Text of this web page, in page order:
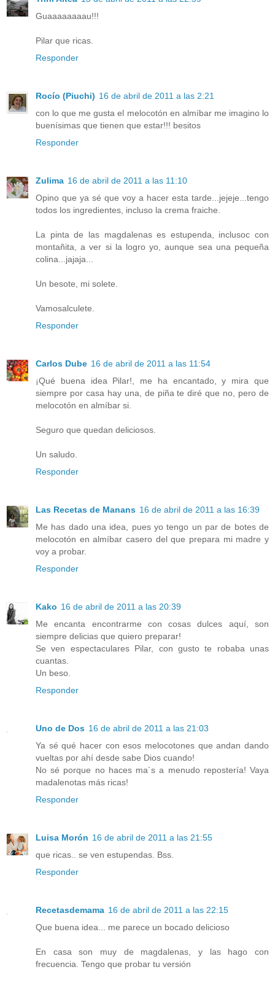
Guaaaaaaaau!!!
Pilar que ricas.
Responder
Rocío (Piuchi) 16 de abril de 2011 a las 2:21
con lo que me gusta el melocotón en almíbar me imagino lo
buenísimas que tienen que estar!!! besitos
Responder
Zulima 16 de abril de 2011 a las 11:10
Opino que ya sé que voy a hacer esta tarde...jejeje...tengo
todos los ingredientes, incluso la crema fraiche.
La pinta de las magdalenas es estupenda, inclusoc con
montañita, a ver si la logro yo, aunque sea una pequeña
colina...jajaja...
Un besote, mi solete.
Vamosalculete.
Responder
Carlos Dube 16 de abril de 2011 a las 11:54
¡Qué buena idea Pilar!, me ha encantado, y mira que
siempre por casa hay una, de piña te diré que no, pero de
melocotón en almíbar si.
Seguro que quedan deliciosos.
Un saludo.
Responder
Las Recetas de Manans 16 de abril de 2011 a las 16:39
Me has dado una idea, pues yo tengo un par de botes de
melocotón en almíbar casero del que prepara mi madre y
voy a probar.
Responder
Kako 16 de abril de 2011 a las 20:39
Me encanta encontrarme con cosas dulces aquí, son
siempre delicias que quiero preparar!
Se ven espectaculares Pilar, con gusto te robaba unas
cuantas.
Un beso.
Responder
Uno de Dos 16 de abril de 2011 a las 21:03
Ya sé qué hacer con esos melocotones que andan dando
vueltas por ahí desde sabe Dios cuando!
No sé porque no haces ma´s a menudo repostería! Vaya
madalenotas más ricas!
Responder
Luisa Morón 16 de abril de 2011 a las 21:55
que ricas.. se ven estupendas. Bss.
Responder
Recetasdemama 16 de abril de 2011 a las 22:15
Que buena idea... me parece un bocado delicioso
En casa son muy de magdalenas, y las hago con
frecuencia. Tengo que probar tu versión